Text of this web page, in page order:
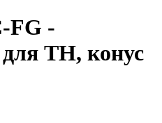
FG -
ТН, конус